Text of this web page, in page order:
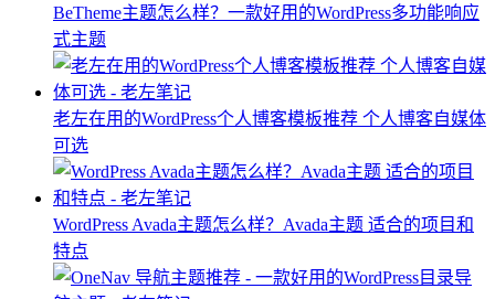
BeTheme主题怎么样？一款好用的WordPress多功能响应
式主题
老左在用的WordPress个人博客模板推荐 个人博客自媒体
可选
WordPress Avada主题怎么样？Avada主题 适合的项目和
特点